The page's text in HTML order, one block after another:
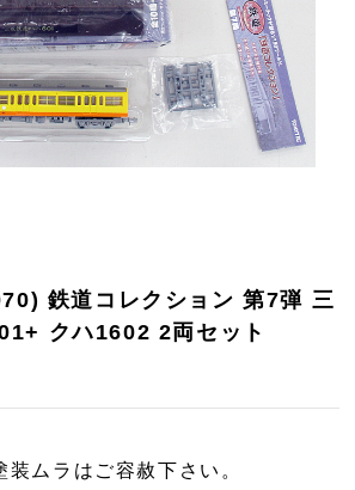
鉄道コレクション 第7弾 三
クハ1602 2両セット
ムラはご容赦下さい。